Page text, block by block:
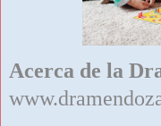
Acerca de la